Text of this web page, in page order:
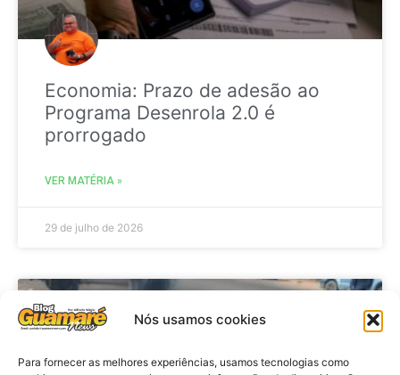
Nós usamos cookies
Para fornecer as melhores experiências, usamos tecnologias como
Economia: Prazo de adesão ao
Programa Desenrola 2.0 é
prorrogado
VER MATÉRIA »
29 de julho de 2026